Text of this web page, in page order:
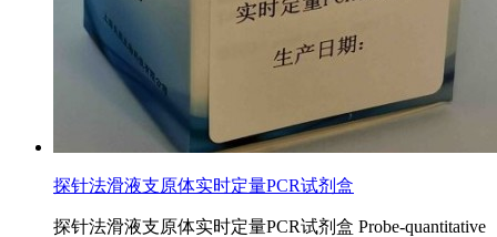
探针法滑液支原体实时定量PCR试剂盒
探针法滑液支原体实时定量PCR试剂盒 Probe-quantitative